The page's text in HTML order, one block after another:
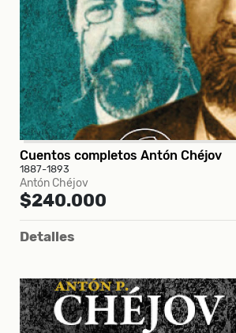
Cuentos completos Antón Chéjov
1887-1893
Antón Chéjov
$240.000
Detalles